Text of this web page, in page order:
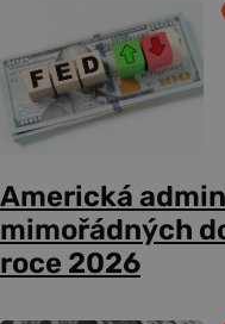
Americká
mimořádných
roce 2026